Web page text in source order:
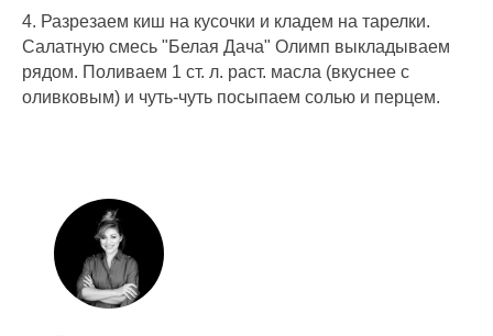
4. Разрезаем киш на кусочки и кладем на тарелки.
Салатную смесь "Белая Дача" Олимп выкладываем
рядом. Поливаем 1 ст. л. раст. масла (вкуснее с
оливковым) и чуть-чуть посыпаем солью и перцем.